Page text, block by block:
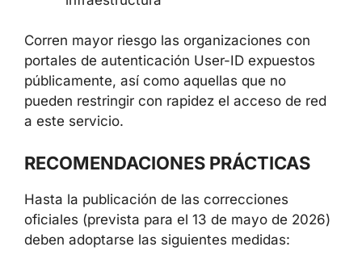
internos de la red
Compromiso de credenciales de Active
Directory
Establecimiento de una presencia
encubierta a largo plazo en la
portales de autenticación User-ID expuestos
públicamente, así como aquellas que no
pueden restringir con rapidez el acceso de